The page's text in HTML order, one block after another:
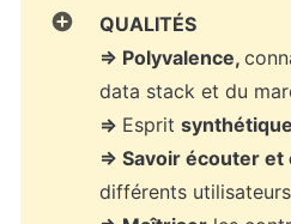
QUALITÉS
⇒ Polyvalence,
⇒ Esprit
⇒ Savoir écouter et